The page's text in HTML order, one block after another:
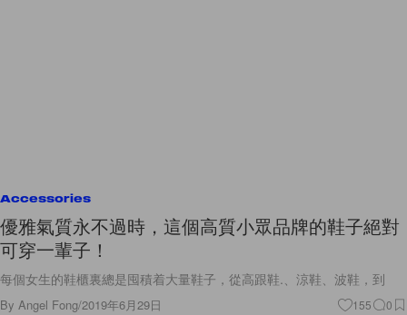
Accessories
優雅氣質永不過時，這個高質小眾品牌的鞋子絕對
可穿一輩子！
每個女生的鞋櫃裏總是囤積着大量鞋子，從高跟鞋.、涼鞋、波鞋，到
By Angel Fong/2019年6月29日 155 0